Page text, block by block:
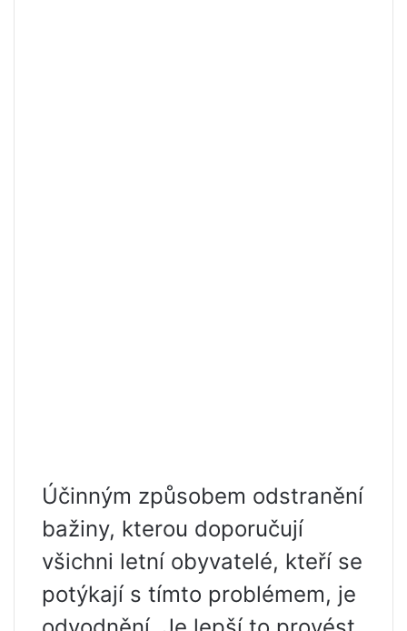
Účinným způsobem odstranění
bažiny, kterou doporučují
všichni letní obyvatelé, kteří se
potýkají s tímto problémem, je